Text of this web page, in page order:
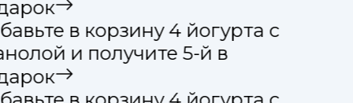
в корзину 4 йогурта с
и получите 5-й в